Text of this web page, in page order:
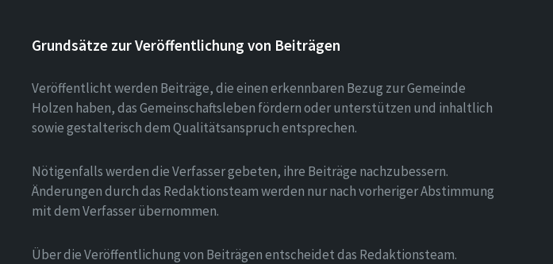
Grundsätze zur Veröffentlichung von Beiträgen
Veröffentlicht werden Beiträge, die einen erkennbaren Bezug zur Gemeinde
Holzen haben, das Gemeinschaftsleben fördern oder unterstützen und inhaltlich
sowie gestalterisch dem Qualitätsanspruch entsprechen.
Nötigenfalls werden die Verfasser gebeten, ihre Beiträge nachzubessern.
Änderungen durch das Redaktionsteam werden nur nach vorheriger Abstimmung
mit dem Verfasser übernommen.
Über die Veröffentlichung von Beiträgen entscheidet das Redaktionsteam.